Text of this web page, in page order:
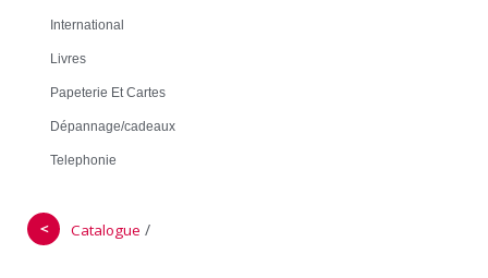
International
Livres
Papeterie Et Cartes
Dépannage/cadeaux
Telephonie
＜ Catalogue /